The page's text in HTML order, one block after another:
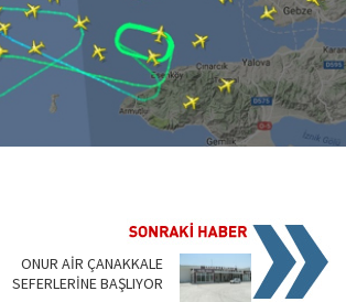
ONUR AİR ÇANAKKALE
SEFERLERİNE BAŞLIYOR